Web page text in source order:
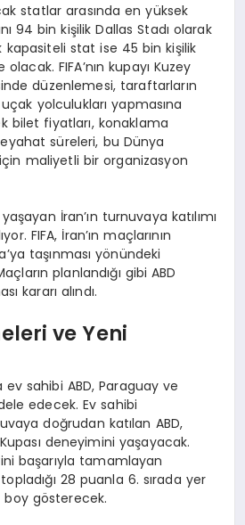
statlar arasında en yüksek
94 bin kişilik Dallas Stadı olarak
kapasiteli stat ise 45 bin kişilik
FIFA’nın kupayı Kuzey
düzenlemesi, taraftarların
yolculukları yapmasına
bilet fiyatları, konaklama
süreleri, bu Dünya
için maliyetli bir organizasyon
İran’ın turnuvaya katılımı
FIFA, İran’ın maçlarının
taşınması yönündeki
planlandığı gibi ABD
kararı alındı.
ve Yeni
ev sahibi ABD, Paraguay ve
edecek. Ev sahibi
doğrudan katılan ABD,
deneyimini yaşayacak.
başarıyla tamamlayan
28 puanla 6. sırada yer
boy gösterecek.